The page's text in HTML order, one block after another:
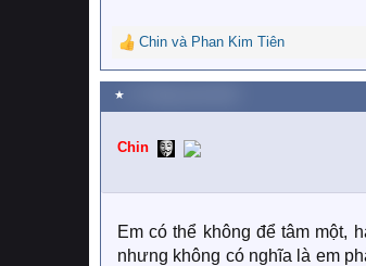
R
e
a
c
i
:
Chin và Phan Kim Tiên
★
Chin
Em có thể không để tâm một,
nhưng không có nghĩa là em